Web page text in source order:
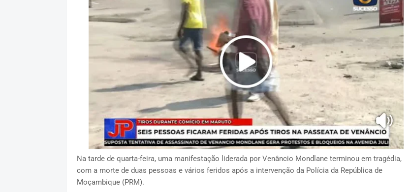
Na tarde de quarta-feira, uma manifestação liderada por Venâncio Mondlane terminou em tragédia,
com a morte de duas pessoas e vários feridos após a intervenção da Polícia da República de
Moçambique (PRM).